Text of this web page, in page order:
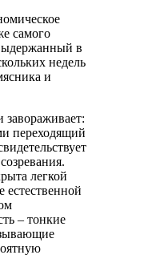
самого
в
недель
и
переходящий
легкой
естественной
– тонкие